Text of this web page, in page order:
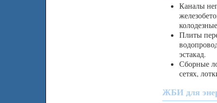
Каналы
Плиты
эстакад.
Сборные
сетях,
ЖБИ для